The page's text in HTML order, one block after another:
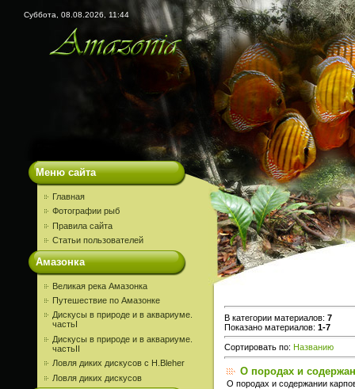
Суббота, 08.08.2026, 11:44
Меню сайта
Главная
Фотографии рыб
Правила сайта
Статьи пользователей
Амазонка
Великая река Амазонка
Путешествие по Амазонке
Дискусы в природе и в аквариуме.
частьI
Дискусы в природе и в аквариуме.
частьII
Ловля диких дискусов c H.Bleher
Ловля диких дискусов
В категории материалов: 7
Показано материалов: 1-7
Сортировать по: Названию
О породах и
О породах и содержании